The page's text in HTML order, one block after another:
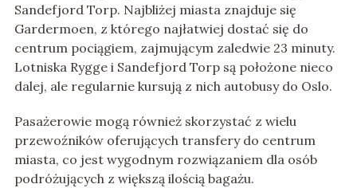
Sandefjord Torp. Najbliżej miasta znajduje się
Gardermoen, z którego najłatwiej dostać się do
centrum pociągiem, zajmującym zaledwie 23 minuty.
Lotniska Rygge i Sandefjord Torp są położone nieco
dalej, ale regularnie kursują z nich autobusy do Oslo.
Pasażerowie mogą również skorzystać z wielu
przewoźników oferujących transfery do centrum
miasta, co jest wygodnym rozwiązaniem dla osób
podróżujących z większą ilością bagażu.